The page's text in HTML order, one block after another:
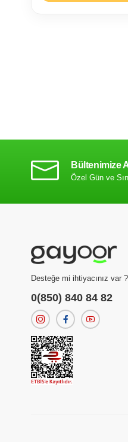
Bültenimize
Özel Gün ve
Desteğe mi ihtiyacınız var ?
0(850) 840 84 82